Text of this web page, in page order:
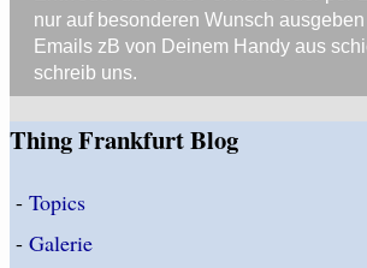
nur auf besonderen Wunsch
Emails zB von Deinem Handy aus
schreib uns.
Thing Frankfurt Blog
- Topics
- Galerie